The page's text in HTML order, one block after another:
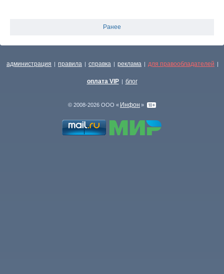
Ранее
администрация | правила | справка | реклама | для правообладателей |
оплата VIP | блог
© 2008-2026 ООО « Инфон »